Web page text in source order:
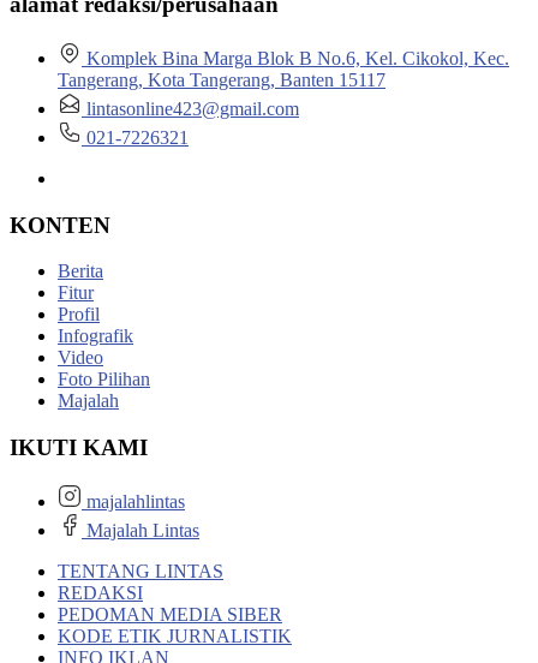
Komplek Bina Marga Blok B No.6, Kel. Cikokol, Kec.
Tangerang, Kota Tangerang, Banten 15117
lintasonline423@gmail.com
021-7226321
KONTEN
Berita
Fitur
Profil
Infografik
Video
Foto Pilihan
Majalah
IKUTI KAMI
majalahlintas
Majalah Lintas
TENTANG LINTAS
REDAKSI
PEDOMAN MEDIA SIBER
KODE ETIK JURNALISTIK
INFO IKLAN